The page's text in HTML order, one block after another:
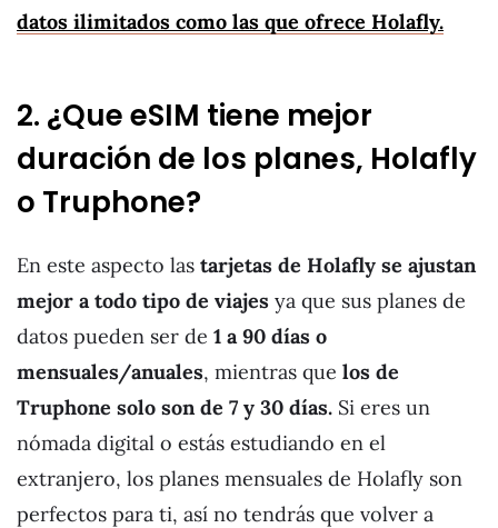
datos ilimitados como las que ofrece Holafly.
2. ¿Que eSIM tiene mejor
duración de los planes, Holafly
o Truphone?
En este aspecto las tarjetas de Holafly se ajustan
mejor a todo tipo de viajes ya que sus planes de
datos pueden ser de 1 a 90 días o
mensuales/anuales, mientras que los de
Truphone solo son de 7 y 30 días. Si eres un
nómada digital o estás estudiando en el
extranjero, los planes mensuales de Holafly son
perfectos para ti, así no tendrás que volver a